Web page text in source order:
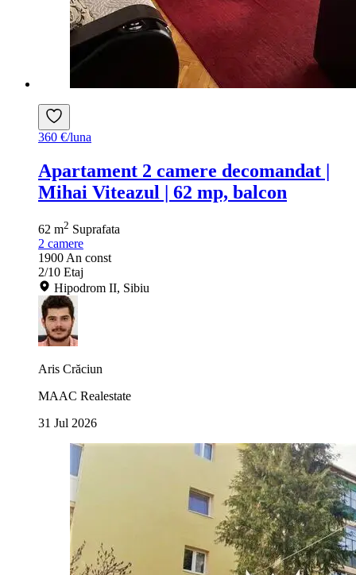
360 €/luna
Apartament 2 camere decomandat |
Mihai Viteazul | 62 mp, balcon
62 m2 Suprafata
2 camere
1900An const
2/10 Etaj
Hipodrom II, Sibiu
Aris Crăciun
MAAC Realestate
31 Jul 2026